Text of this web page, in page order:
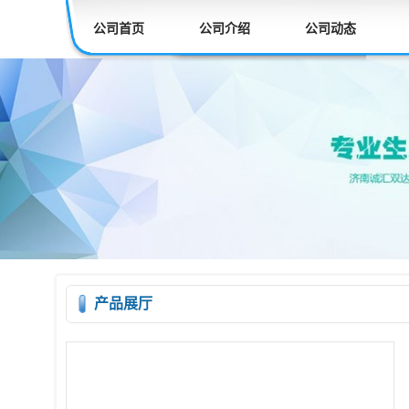
公司首页 公司介绍 公司动态
产品展厅